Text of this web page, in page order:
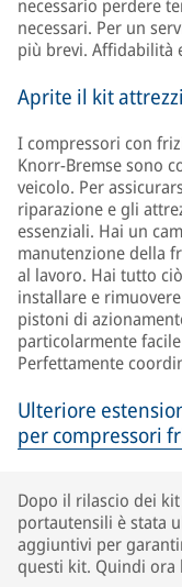
necessario perdere
necessari. Per un
più brevi. Affidabilità
Aprite il kit
I compressori con
Knorr-Bremse sono
veicolo. Per
riparazione e gli
essenziali. Hai un
manutenzione della
al lavoro. Hai tutto
installare e
pistoni di
particolarmente
Perfettamente
Ulteriore
per compressori
Dopo il rilascio dei
portautensili è stata
aggiuntivi per
questi kit. Quindi ora